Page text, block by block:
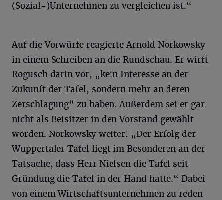
(Sozial-)Unternehmen zu vergleichen ist.“
Auf die Vorwürfe reagierte Arnold Norkowsky
in einem Schreiben an die Rundschau. Er wirft
Rogusch darin vor, „kein Interesse an der
Zukunft der Tafel, sondern mehr an deren
Zerschlagung“ zu haben. Außerdem sei er gar
nicht als Beisitzer in den Vorstand gewählt
worden. Norkowsky weiter: „Der Erfolg der
Wuppertaler Tafel liegt im Besonderen an der
Tatsache, dass Herr Nielsen die Tafel seit
Gründung die Tafel in der Hand hatte.“ Dabei
von einem Wirtschaftsunternehmen zu reden